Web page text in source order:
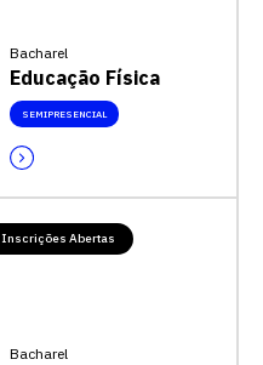
Bacharel
Educação Física
SEMIPRESENCIAL
Inscrições Abertas
Bacharel